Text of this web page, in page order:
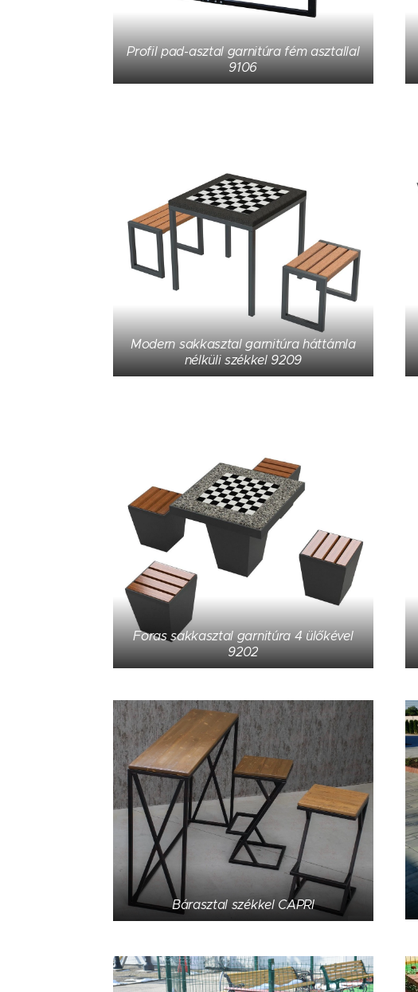
Profil pad-asztal garnitúra fém asztallal
9106
Modern sakkasztal garnitúra háttámla
nélküli székkel 9209
Foras sakkasztal garnitúra 4 ülőkével
9202
Bárasztal székkel CAPRI